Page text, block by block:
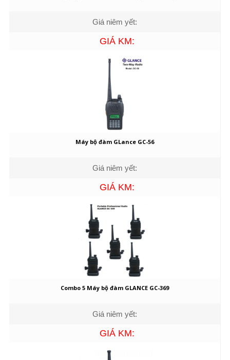
Giá niêm yết:
GIÁ KM:
Máy bộ đàm GLance GC-56
Giá niêm yết:
GIÁ KM:
Combo 5 Máy bộ đàm GLANCE GC-369
Giá niêm yết:
GIÁ KM: